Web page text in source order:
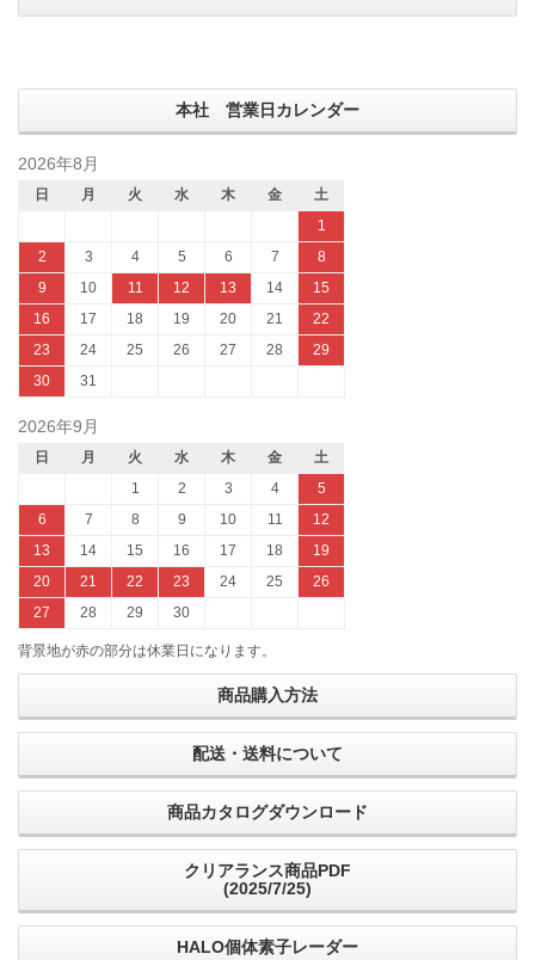
本社 営業日カレンダー
2026年8月
日 月 火 水 木 金
土
1
2
3 4 5 6 7
8
9
10 11 12 13 14
15
16
17 18 19 20 21
22
23
24 25 26 27 28
29
30
31
2026年9月
日 月 火 水 木 金
土
1
2 3 4
5
6
7 8 9 10 11
12
13
14 15 16 17 18
19
20
21 22 23 24 25
26
27
28 29 30
背景地が赤の部分は休業日になります。
商品購入方法
配送・送料について
商品カタログダウンロード
クリアランス商品PDF
(2025/7/25)
HALO個体素子レーダー